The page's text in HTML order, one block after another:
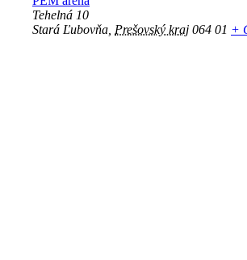
Tehelná 10
Stará Ľubovňa Prešovský kraj 064 01 +